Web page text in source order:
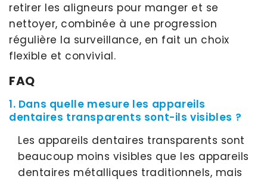
retirer les aligneurs pour manger et se
nettoyer, combinée à une progression
régulière la surveillance, en fait un choix
flexible et convivial.
FAQ
1. Dans quelle mesure les appareils
dentaires transparents sont-ils visibles ?
Les appareils dentaires transparents sont
beaucoup moins visibles que les appareils
dentaires métalliques traditionnels, mais